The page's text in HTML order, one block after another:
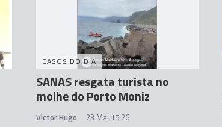
CASOS DO DIA
SANAS resgata turista no
molhe do Porto Moniz
Victor Hugo 23 Mai 15:26